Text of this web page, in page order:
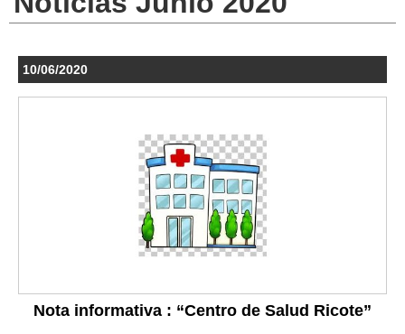
10/06/2020
Nota informativa : “Centro de Salud Ricote”